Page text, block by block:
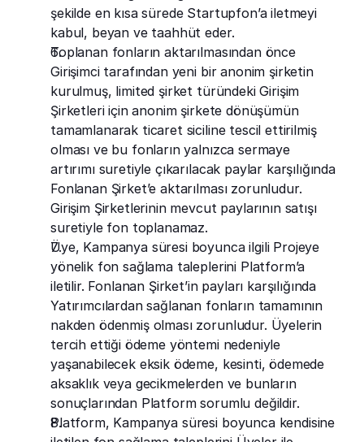
şekilde en kısa sürede Startupfon’a iletmeyi
kabul, beyan ve taahhüt eder.
Toplanan fonların aktarılmasından önce
Girişimci tarafından yeni bir anonim şirketin
kurulmuş, limited şirket türündeki Girişim
Şirketleri için anonim şirkete dönüşümün
tamamlanarak ticaret siciline tescil ettirilmiş
olması ve bu fonların yalnızca sermaye
artırımı suretiyle çıkarılacak paylar karşılığında
Fonlanan Şirket’e aktarılması zorunludur.
Girişim Şirketlerinin mevcut paylarının satışı
suretiyle fon toplanamaz.
Üye, Kampanya süresi boyunca ilgili Projeye
yönelik fon sağlama taleplerini Platform’a
iletilir. Fonlanan Şirket’in payları karşılığında
Yatırımcılardan sağlanan fonların tamamının
nakden ödenmiş olması zorunludur. Üyelerin
tercih ettiği ödeme yöntemi nedeniyle
yaşanabilecek eksik ödeme, kesinti, ödemede
aksaklık veya gecikmelerden ve bunların
sonuçlarından Platform sorumlu değildir.
Platform, Kampanya süresi boyunca kendisine